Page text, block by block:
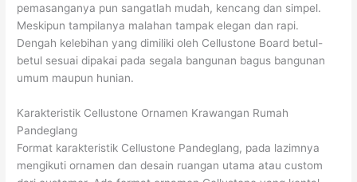
pemasanganya pun sangatlah mudah, kencang dan simpel.
Meskipun tampilanya malahan tampak elegan dan rapi.
Dengah kelebihan yang dimiliki oleh Cellustone Board betul-
betul sesuai dipakai pada segala bangunan bagus bangunan
umum maupun hunian.
Karakteristik Cellustone Ornamen Krawangan Rumah
Pandeglang
Format karakteristik Cellustone Pandeglang, pada lazimnya
mengikuti ornamen dan desain ruangan utama atau custom